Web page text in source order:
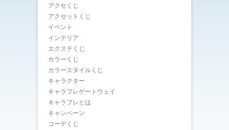
アクセくじ
アクセットくじ
イベント
インテリア
エクステくじ
カラーくじ
カラースタイルくじ
キャラクター
キャラフレゲートウェイ
キャラフレとは
キャンペーン
コーデくじ